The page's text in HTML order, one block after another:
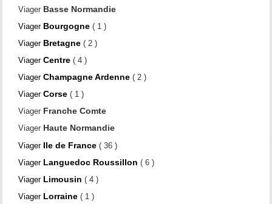
Viager Basse Normandie
Viager Bourgogne( 1 )
Viager Bretagne( 2 )
Viager Centre( 4 )
Viager Champagne Ardenne( 2 )
Viager Corse( 1 )
Viager Franche Comte
Viager Haute Normandie
Viager Ile de France( 36 )
Viager Languedoc Roussillon ( 6 )
Viager Limousin ( 4 )
Viager Lorraine( 1 )